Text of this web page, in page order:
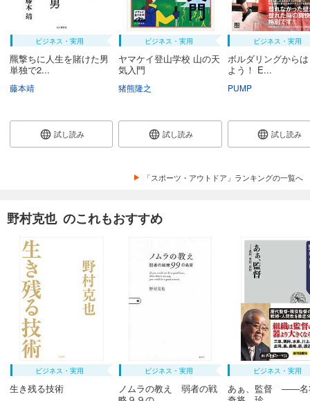
ビジネス・実用
羆撃ちに人生を賭けた男
単独で2...
藤本靖
試し読み
ビジネス・実用
ヤマケイ登山学校 山の天
気入門
猪熊隆之
試し読み
ビジネス・実用
ボルダリングから
よう！ E...
PUMP
試し読み
「スポーツ・アウトドア」ランキングの一覧へ
野村克也 のこれもおすすめ
ビジネス・実用
生き残る技術
ビジネス・実用
ノムラの教え 弱者の戦
ビジネス・実用
あぁ、監督 ――名